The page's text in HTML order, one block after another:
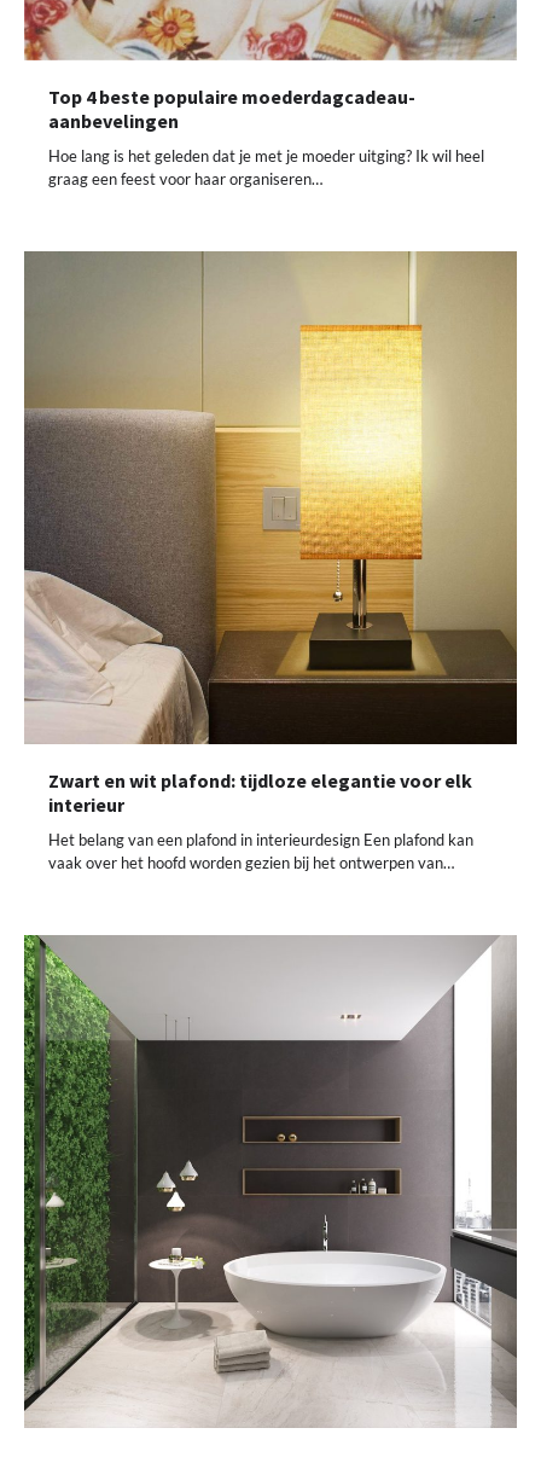
Top 4 beste populaire moederdagcadeau-
aanbevelingen
Hoe lang is het geleden dat je met je moeder uitging? Ik wil heel
graag een feest voor haar organiseren…
Zwart en wit plafond: tijdloze elegantie voor elk
interieur
Het belang van een plafond in interieurdesign Een plafond kan
vaak over het hoofd worden gezien bij het ontwerpen van…